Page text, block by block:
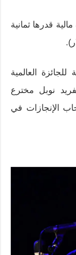
قدرها ثمانية
العالمية
نوبل مخترع
وتقدم منذ عام 1901 لأصحاب الإنجازات في